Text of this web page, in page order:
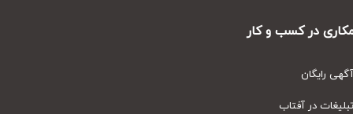
در کسب و کار
رایگان
در آفتاب